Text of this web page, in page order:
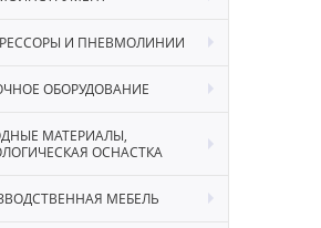
И ПНЕВМОЛИНИИ
ОБОРУДОВАНИЕ
МАТЕРИАЛЫ,
ОСНАСТКА
МЕБЕЛЬ